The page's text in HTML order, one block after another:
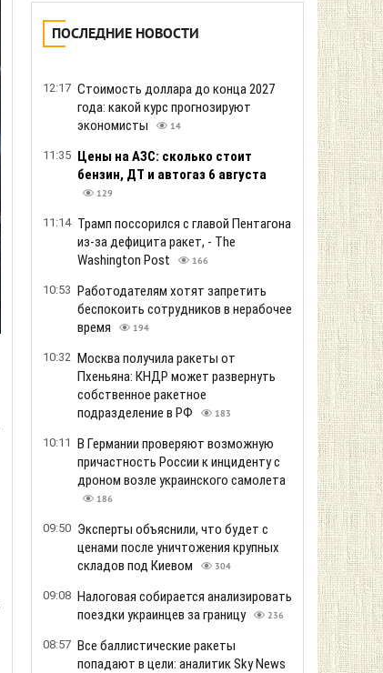
ПОСЛЕДНИЕ НОВОСТИ
12:17 Стоимость доллара до конца 2027
года: какой курс прогнозируют
экономисты
14
11:35 Цены на АЗС: сколько стоит
бензин, ДТ и автогаз 6 августа
129
11:14 Трамп поссорился с главой Пентагона
из-за дефицита ракет, - The
Washington Post
166
10:53 Работодателям хотят запретить
беспокоить сотрудников в нерабочее
время
194
10:32 Москва получила ракеты от
Пхеньяна: КНДР может развернуть
собственное ракетное
подразделение в РФ
183
10:11 В Германии проверяют возможную
причастность России к инциденту с
дроном возле украинского самолета
186
09:50 Эксперты объяснили, что будет с
ценами после уничтожения крупных
складов под Киевом
304
09:08 Налоговая собирается анализировать
поездки украинцев за границу
236
08:57 Все баллистические ракеты
попадают в цели: аналитик Sky News